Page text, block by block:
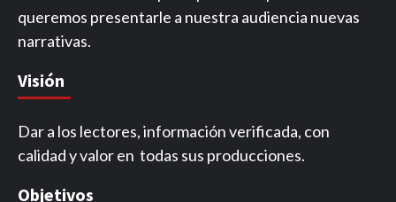
queremos presentarle a nuestra audiencia nuevas
narrativas.
Visión
Dar a los lectores, información verificada, con
calidad y valor en todas sus producciones.
Objetivos